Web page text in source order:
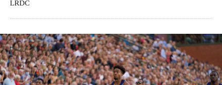
LRDC